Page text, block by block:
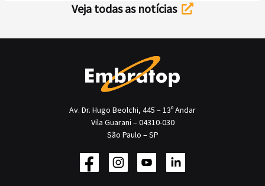
Veja todas as notícias
Av. Dr. Hugo Beolchi, 445 – 13º Andar
Vila Guarani – 04310-030
São Paulo – SP